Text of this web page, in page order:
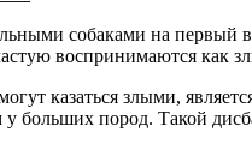
собаками на первый
воспринимаются как
казаться злыми,
больших пород. Такой